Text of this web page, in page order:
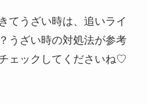
てうざい時は、追いライ
うざい時の対処法が参考
ェックしてくださいね♡